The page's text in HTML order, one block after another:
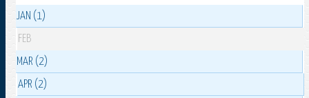
JAN (1)
FEB
MAR (2)
APR (2)